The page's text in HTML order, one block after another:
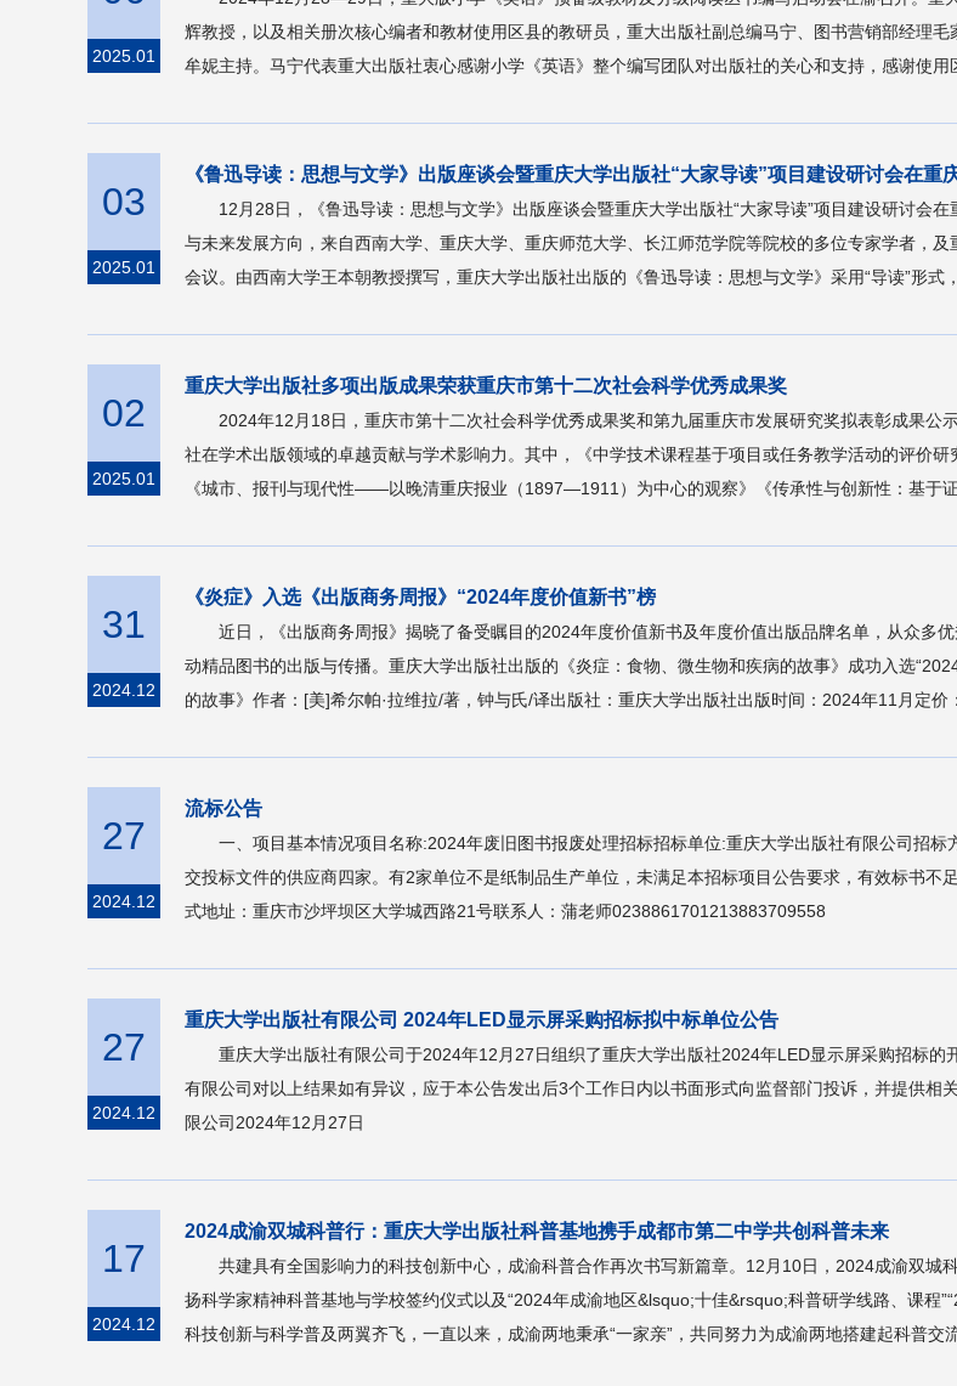
辉教授，以及相关册次核心编者和教材使用区县的教研员，重大出版社副总编马宁、图书营销部经理
牟妮主持。马宁代表重大出版社衷心感谢小学《英语》整个编写团队对出版社的关心和支持，感谢使
2025.01
《鲁迅导读：思想与文学》出版座谈会暨重庆大学出版社“大家导读”项目建设研讨会在重
12月28日，《鲁迅导读：思想与文学》出版座谈会暨重庆大学出版社“大家导读”项目建设研讨会
与未来发展方向，来自西南大学、重庆大学、重庆师范大学、长江师范学院等院校的多位专家学者，
会议。由西南大学王本朝教授撰写，重庆大学出版社出版的《鲁迅导读：思想与文学》采用“导读”形式
03
2025.01
重庆大学出版社多项出版成果荣获重庆市第十二次社会科学优秀成果奖
2024年12月18日，重庆市第十二次社会科学优秀成果奖和第九届重庆市发展研究奖拟表彰成果
社在学术出版领域的卓越贡献与学术影响力。其中，《中学技术课程基于项目或任务教学活动的评价
《城市、报刊与现代性——以晚清重庆报业（1897—1911）为中心的观察》《传承性与创新性：基于
02
2025.01
《炎症》入选《出版商务周报》“2024年度价值新书”榜
近日，《出版商务周报》揭晓了备受瞩目的2024年度价值新书及年度价值出版品牌名单，从众多
动精品图书的出版与传播。重庆大学出版社出版的《炎症：食物、微生物和疾病的故事》成功入选
的故事》作者：[美]希尔帕·拉维拉/著，钟与氏/译出版社：重庆大学出版社出版时间：2024年11月定价
31
2024.12
流标公告
一、项目基本情况项目名称:2024年废旧图书报废处理招标招标单位:重庆大学出版社有限公司招
交投标文件的供应商四家。有2家单位不是纸制品生产单位，未满足本招标项目公告要求，有效标书
式地址：重庆市沙坪坝区大学城西路21号联系人：蒲老师0238861701213883709558
27
2024.12
重庆大学出版社有限公司 2024年LED显示屏采购招标拟中标单位公告
重庆大学出版社有限公司于2024年12月27日组织了重庆大学出版社2024年LED显示屏采购招标
有限公司对以上结果如有异议，应于本公告发出后3个工作日内以书面形式向监督部门投诉，并提供
限公司2024年12月27日
27
2024.12
2024成渝双城科普行：重庆大学出版社科普基地携手成都市第二中学共创科普未来
共建具有全国影响力的科技创新中心，成渝科普合作再次书写新篇章。12月10日，2024成渝双
扬科学家精神科普基地与学校签约仪式以及“2024年成渝地区&lsquo;十佳&rsquo;科普研学线路、课程
科技创新与科学普及两翼齐飞，一直以来，成渝两地秉承“一家亲”，共同努力为成渝两地搭建起科普交
17
2024.12